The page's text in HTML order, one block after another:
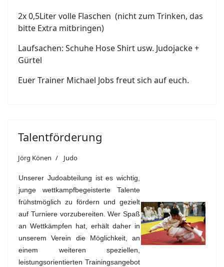
2x 0,5Liter volle Flaschen (nicht zum Trinken, das
bitte Extra mitbringen)
Laufsachen: Schuhe Hose Shirt usw. Judojacke +
Gürtel
Euer Trainer Michael Jobs freut sich auf euch.
Talentförderung
Jörg Könen Judo
Unserer Judoabteilung ist es wichtig,
junge wettkampfbegeisterte Talente
frühstmöglich zu fördern und gezielt
auf Turniere vorzubereiten. Wer Spaß
an Wettkämpfen hat, erhält daher in
unserem Verein die Möglichkeit, an
einem weiteren speziellen,
leistungsorientierten Trainingsangebot